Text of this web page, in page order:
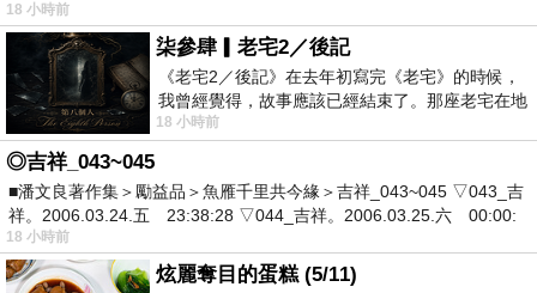
18 小時前
柒參肆▎老宅2／後記
《老宅2／後記》在去年初寫完《老宅》的時候，
我曾經覺得，故事應該已經結束了。那座老宅在地
震中倒塌，七個人終於離開那片黑暗，
18 小時前
◎吉祥_043~045
■潘文良著作集＞勵益品＞魚雁千里共今緣＞吉祥_043~045 ▽043_吉
祥。2006.03.24.五 23:38:28 ▽044_吉祥。2006.03.25.六 00:00:
18 小時前
炫麗奪目的蛋糕 (5/11)